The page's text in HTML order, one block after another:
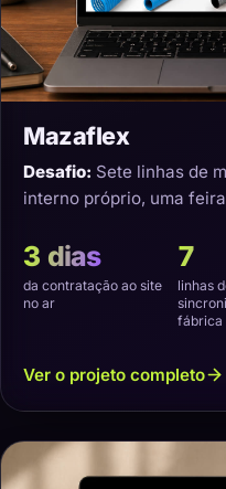
Mazaflex
Desafio: Sete linhas de
interno próprio, uma
3 dias
da contratação ao site
no ar
7
linhas
fábrica
Ver o projeto completo